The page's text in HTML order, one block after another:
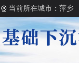
当前所在城市：萍乡